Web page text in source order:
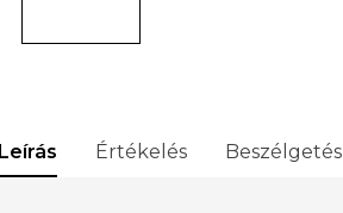
Leírás Értékelés Beszélgetés